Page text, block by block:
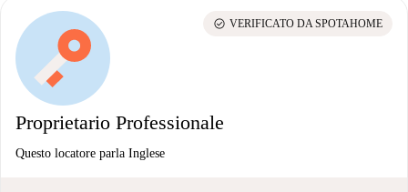
Proprietario Professionale
Questo locatore parla Inglese
check_circle VERIFICATO DA SPOTAHOME